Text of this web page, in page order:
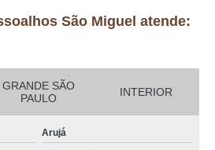
São Miguel atende:
GRANDE SÃO
PAULO
INTERIOR
Arujá